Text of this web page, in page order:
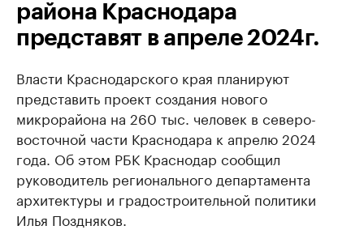
района Краснодара
представят в апреле 2024г.
Власти Краснодарского края планируют
представить проект создания нового
микрорайона на 260 тыс. человек в северо-
восточной части Краснодара к апрелю 2024
года. Об этом РБК Краснодар сообщил
руководитель регионального департамента
архитектуры и градостроительной политики
Илья Поздняков.